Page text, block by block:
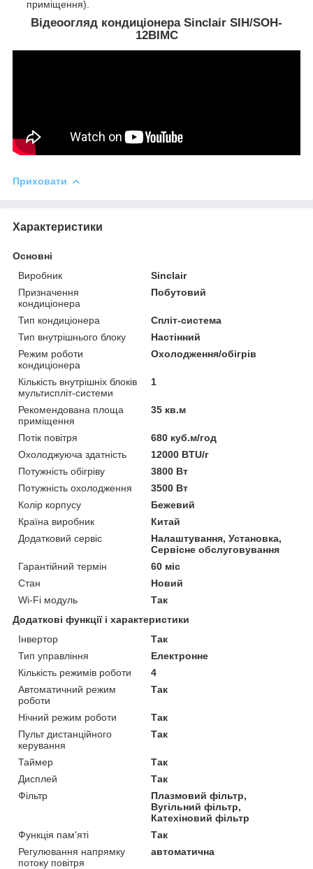
приміщення).
Відеоогляд кондиціонера Sinclair SIH/SOH-
12BIMC
Приховати
Характеристики
Основні
Виробник
Sinclair
Призначення
кондиціонера
Побутовий
Тип кондиціонера
Спліт-система
Тип внутрішнього блоку
Настінний
Режим роботи
кондиціонера
Охолодження/обігрів
Кількість внутрішніх блоків
мультиспліт-системи
1
Рекомендована площа
приміщення
35 кв.м
Потік повітря
680 куб.м/год
Охолоджуюча здатність
12000 BTU/г
Потужність обігріву
3800 Вт
Потужність охолодження
3500 Вт
Колір корпусу
Бежевий
Країна виробник
Китай
Додатковий сервіс
Налаштування, Установка,
Сервісне обслуговування
Гарантійний термін
60 міс
Стан
Новий
Wi-Fi модуль
Так
Додаткові функції і характеристики
Інвертор
Так
Тип управління
Електронне
Кількість режимів роботи
4
Автоматичний режим
роботи
Так
Нічний режим роботи
Так
Пульт дистанційного
керування
Так
Таймер
Так
Дисплей
Так
Фільтр
Плазмовий фільтр,
Вугільний фільтр,
Катехіновий фільтр
Функція пам'яті
Так
Регулювання напрямку
потоку повітря
автоматична